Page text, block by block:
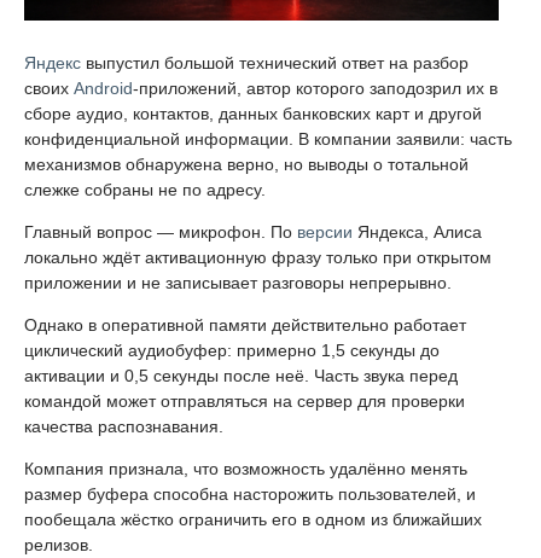
Яндекс выпустил большой технический ответ на разбор
своих Android-приложений, автор которого заподозрил их в
сборе аудио, контактов, данных банковских карт и другой
конфиденциальной информации. В компании заявили: часть
механизмов обнаружена верно, но выводы о тотальной
слежке собраны не по адресу.
Главный вопрос — микрофон. По версии Яндекса, Алиса
локально ждёт активационную фразу только при открытом
приложении и не записывает разговоры непрерывно.
Однако в оперативной памяти действительно работает
циклический аудиобуфер: примерно 1,5 секунды до
активации и 0,5 секунды после неё. Часть звука перед
командой может отправляться на сервер для проверки
качества распознавания.
Компания признала, что возможность удалённо менять
размер буфера способна насторожить пользователей, и
пообещала жёстко ограничить его в одном из ближайших
релизов.